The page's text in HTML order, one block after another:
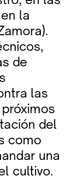
la
de
las
del
como
una
cultivo.